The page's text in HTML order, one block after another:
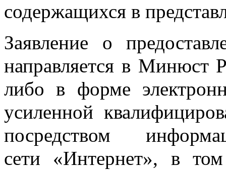
содержащихся в
Заявление о
направляется в Минюст
либо в форме
усиленной
посредством
сети «Интернет», в